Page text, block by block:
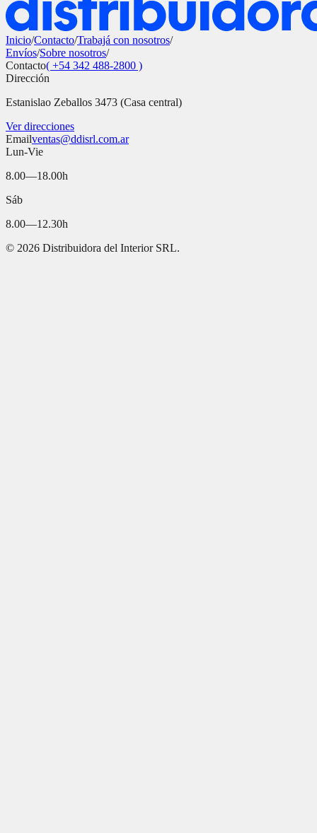
Inicio/Contacto/Trabajá con nosotros/
Envíos/Sobre nosotros/
Contacto( +54 342 488-2800 )
Dirección
Estanislao Zeballos 3473 (Casa central)
Ver direcciones
Emailventas@ddisrl.com.ar
Lun-Vie
8.00—18.00h
Sáb
8.00—12.30h
© 2026 Distribuidora del Interior SRL.